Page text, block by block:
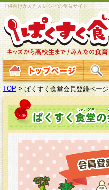
子供向けかんたんレシピの食育サイト
TOP > ぱくすく食堂会員登録ページ